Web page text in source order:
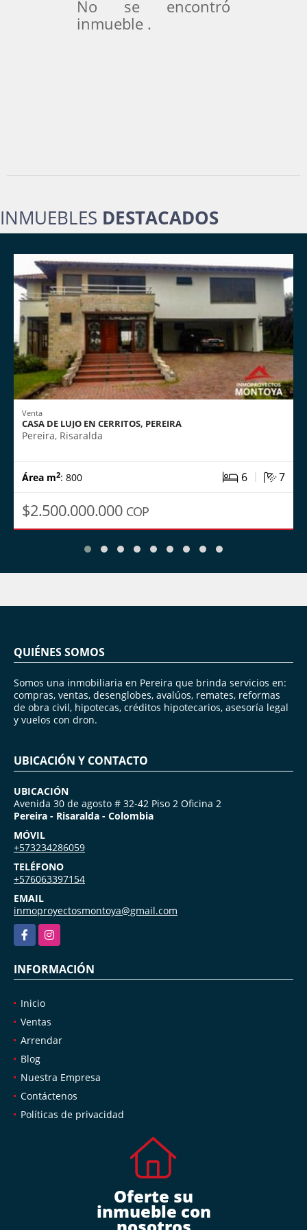
No se encontró
inmueble .
INMUEBLES DESTACADOS
Venta
CASA DE LUJO EN CERRITOS, PEREIRA
Pereira, Risaralda
Área m2: 800 6 | 7
$2.500.000.000 COP
QUIÉNES SOMOS
Somos una inmobiliaria en Pereira que brinda servicios en:
compras, ventas, desenglobes, avalúos, remates, reformas
de obra civil, hipotecas, créditos hipotecarios, asesoría legal
y vuelos con dron.
UBICACIÓN Y CONTACTO
UBICACIÓN
Avenida 30 de agosto # 32-42 Piso 2 Oficina 2
Pereira - Risaralda - Colombia
MÓVIL
+573234286059
TELÉFONO
+576063397154
EMAIL
inmoproyectosmontoya@gmail.com
FacebookInstagram
INFORMACIÓN
Inicio
Ventas
Arrendar
Blog
Nuestra Empresa
Contáctenos
Políticas de privacidad
Oferte su
inmueble con